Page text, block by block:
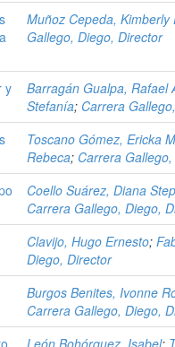
Muñoz Cepeda, Kimberly
Gallego, Diego, Director
y
Barragán Gualpa, Rafael
Stefanía; Carrera
Toscano Gómez, Ericka
Rebeca; Carrera
Coello Suárez, Diana
Carrera Gallego, Diego,
Clavijo, Hugo Ernesto;
Diego, Director
Burgos Benites, Ivonne
Carrera Gallego, Diego,
León Bohórquez, Isabel;